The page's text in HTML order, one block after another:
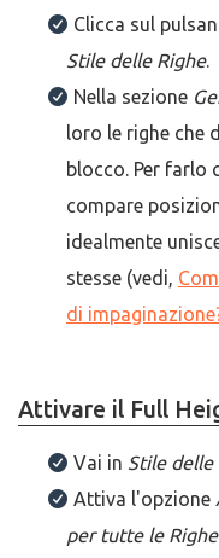
Clicca sul
Stile delle Righe.
Nella sezione
loro le righe che
blocco. Per farlo
compare
idealmente
stesse (vedi,
di
Attivare il Full
Vai in Stile delle
Attiva l'opzione
per tutte le Righe